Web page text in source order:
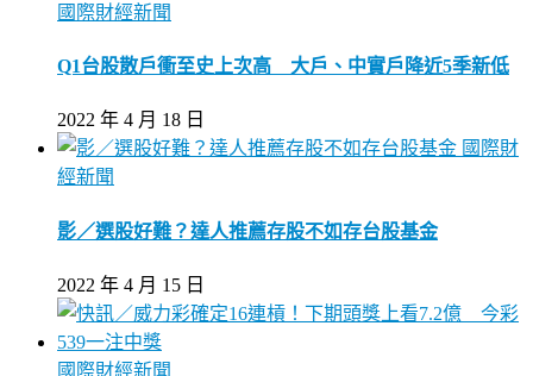
國際財經新聞
Q1台股散戶衝至史上次高 大戶、中實戶降近5季新低
2022 年 4 月 18 日
國際財
經新聞
影／選股好難？達人推薦存股不如存台股基金
2022 年 4 月 15 日
國際財經新聞